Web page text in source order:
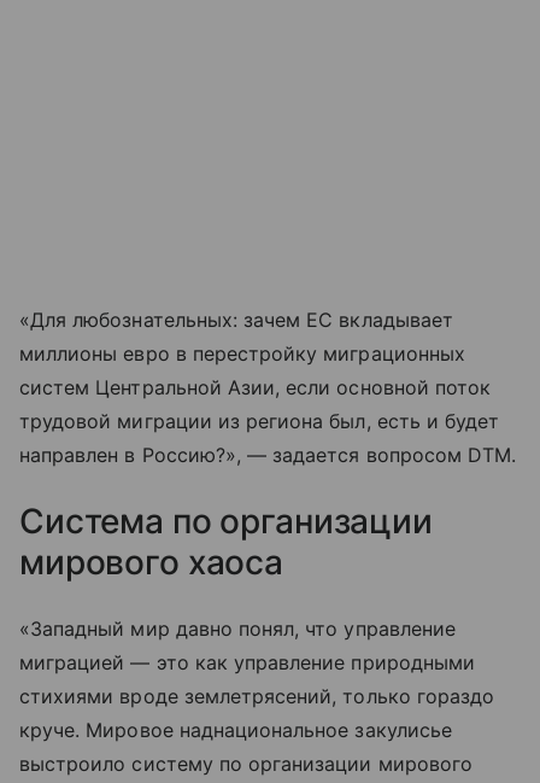
«Для любознательных: зачем ЕС вкладывает
миллионы евро в перестройку миграционных
систем Центральной Азии, если основной поток
трудовой миграции из региона был, есть и будет
направлен в Россию?», — задается вопросом DTM.
Система по организации
мирового хаоса
«Западный мир давно понял, что управление
миграцией — это как управление природными
стихиями вроде землетрясений, только гораздо
круче. Мировое наднациональное закулисье
выстроило систему по организации мирового